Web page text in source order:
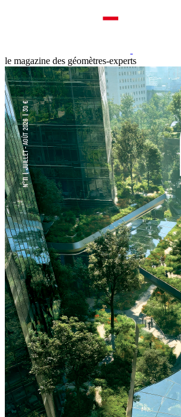
le magazine des géomètres-experts